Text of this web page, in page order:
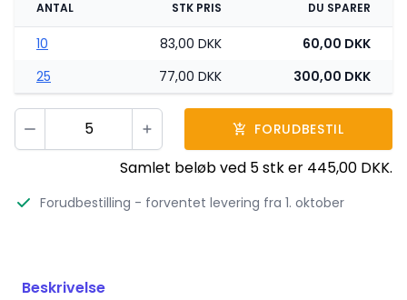
ANTAL STK PRIS DU SPARER
10 83,00 DKK
60,00 DKK
25
77,00 DKK 300,00 DKK
Vælg antal
Plus FORUDBESTIL
Samlet beløb ved 5stk er 445,00 DKK.
Forudbestilling - forventet levering fra 1. oktober
Beskrivelse